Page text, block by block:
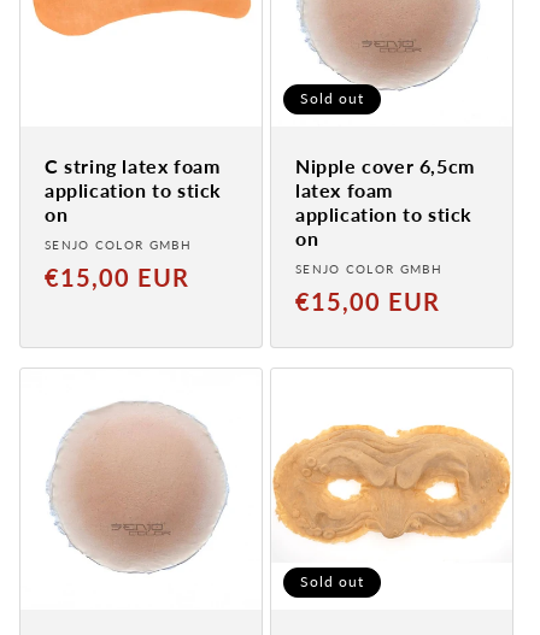
C string latex foam
application to stick
on
Provider:
SENJO COLOR GMBH
Normal
€15,00 EUR
Sold out
Nipple cover 6,5cm
latex foam
application to stick
on
Provider:
SENJO COLOR GMBH
Normal
€15,00 EUR
Sold out